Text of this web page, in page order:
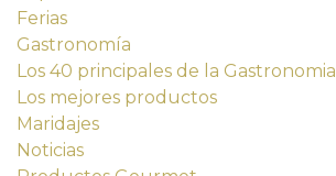
Ferias
Gastronomía
Los 40 principales de la Gastronomia
Los mejores productos
Maridajes
Noticias